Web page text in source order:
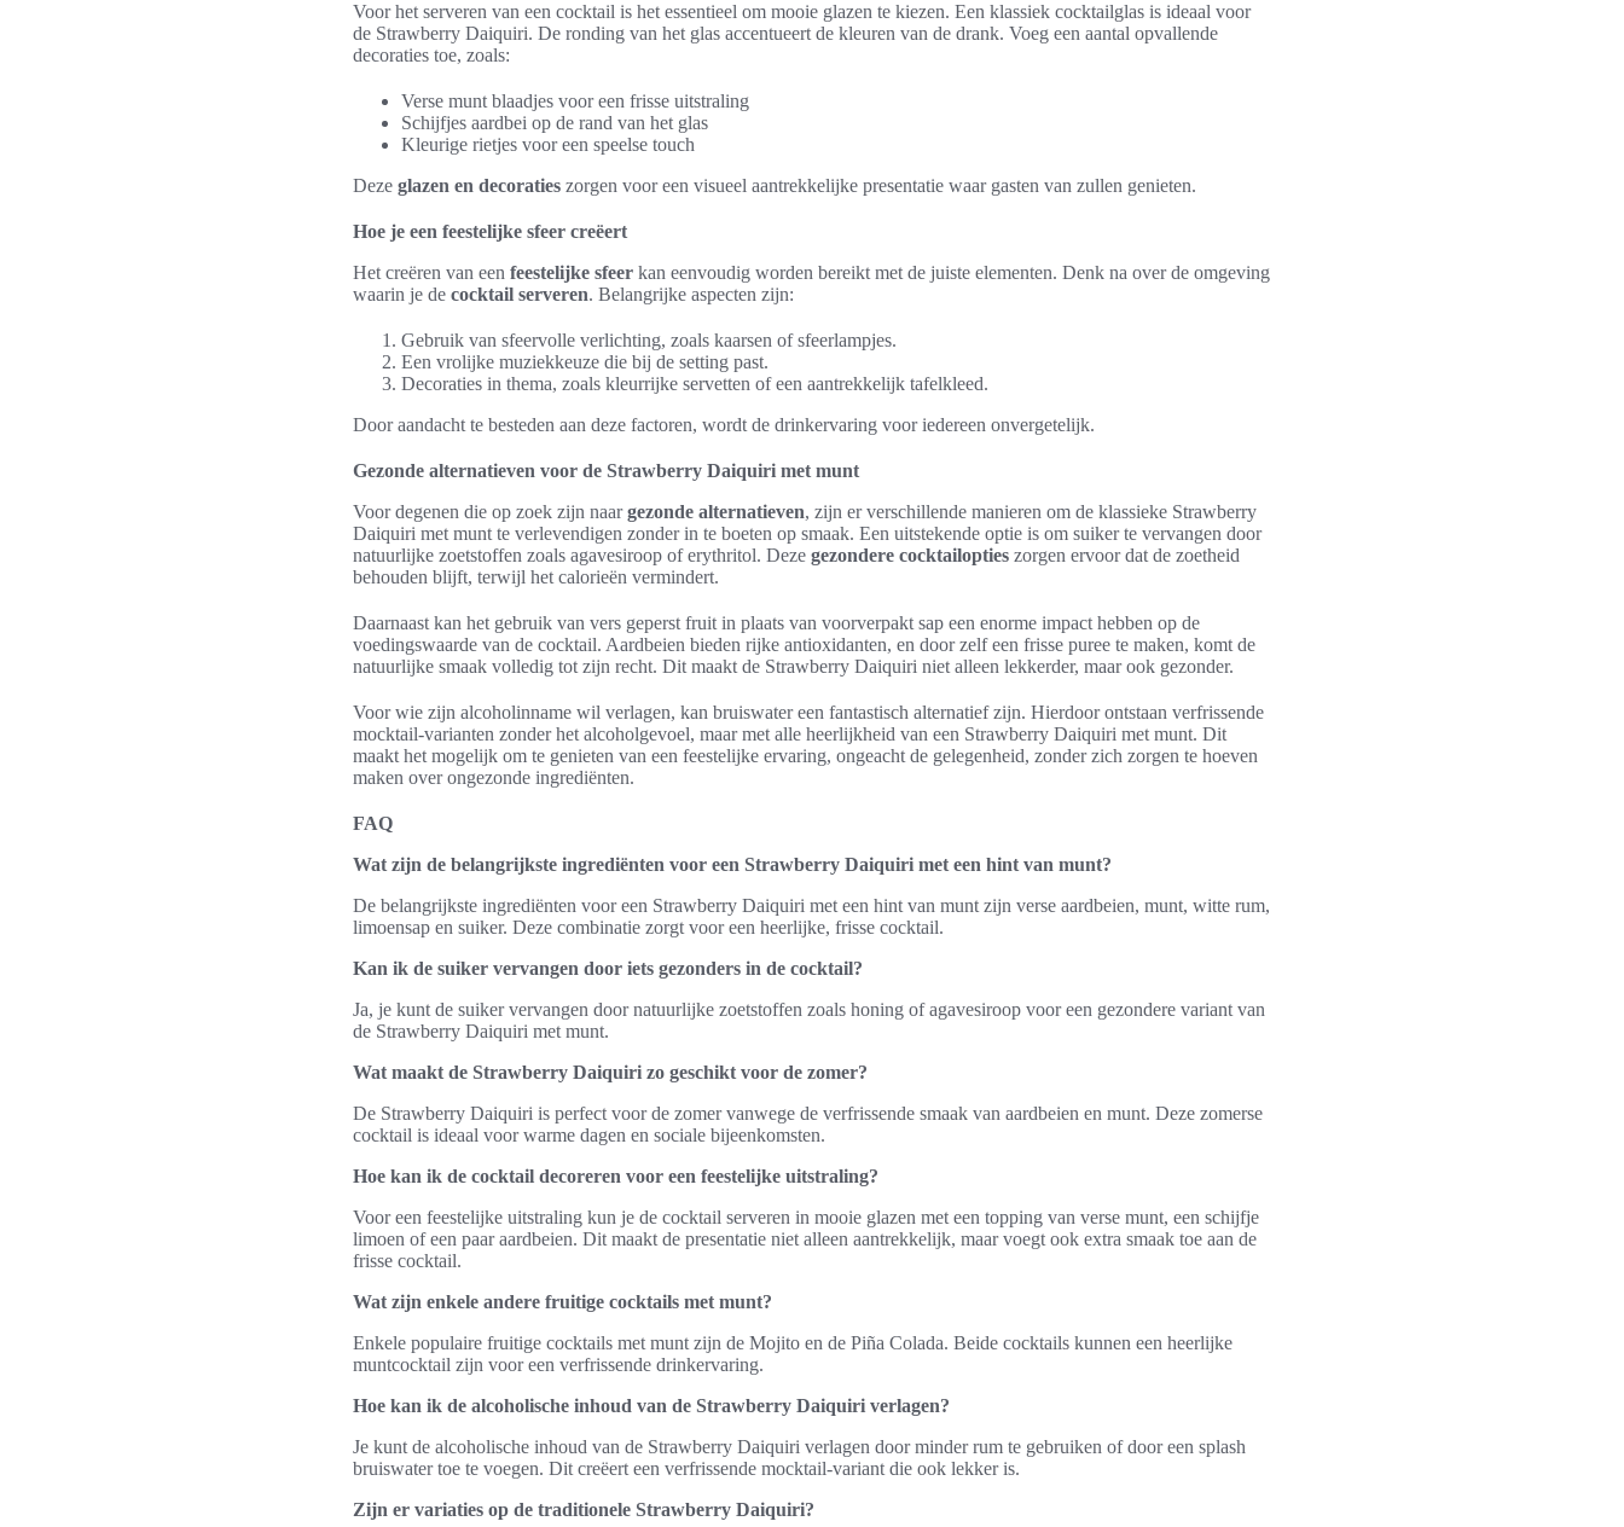
Voor het serveren van een cocktail is het essentieel om mooie glazen te kiezen. Een klassiek cocktailglas is ideaal voor
de Strawberry Daiquiri. De ronding van het glas accentueert de kleuren van de drank. Voeg een aantal opvallende
decoraties toe, zoals:
Verse munt blaadjes voor een frisse uitstraling
Schijfjes aardbei op de rand van het glas
Kleurige rietjes voor een speelse touch
Deze glazen en decoraties zorgen voor een visueel aantrekkelijke presentatie waar gasten van zullen genieten.
Hoe je een feestelijke sfeer creëert
Het creëren van een feestelijke sfeer kan eenvoudig worden bereikt met de juiste elementen. Denk na over de omgeving
waarin je de cocktail serveren. Belangrijke aspecten zijn:
Gebruik van sfeervolle verlichting, zoals kaarsen of sfeerlampjes.
Een vrolijke muziekkeuze die bij de setting past.
Decoraties in thema, zoals kleurrijke servetten of een aantrekkelijk tafelkleed.
Door aandacht te besteden aan deze factoren, wordt de drinkervaring voor iedereen onvergetelijk.
Gezonde alternatieven voor de Strawberry Daiquiri met munt
Voor degenen die op zoek zijn naargezonde alternatieven, zijn er verschillende manieren om de klassieke Strawberry
Daiquiri met munt te verlevendigen zonder in te boeten op smaak. Een uitstekende optie is om suiker te vervangen door
natuurlijke zoetstoffen zoals agavesiroop of erythritol. Deze gezondere cocktailopties zorgen ervoor dat de zoetheid
behouden blijft, terwijl het calorieën vermindert.
Daarnaast kan het gebruik van vers geperst fruit in plaats van voorverpakt sap een enorme impact hebben op de
voedingswaarde van de cocktail. Aardbeien bieden rijke antioxidanten, en door zelf een frisse puree te maken, komt de
natuurlijke smaak volledig tot zijn recht. Dit maakt de Strawberry Daiquiri niet alleen lekkerder, maar ook gezonder.
Voor wie zijn alcoholinname wil verlagen, kan bruiswater een fantastisch alternatief zijn. Hierdoor ontstaan verfrissende
mocktail-varianten zonder het alcoholgevoel, maar met alle heerlijkheid van een Strawberry Daiquiri met munt. Dit
maakt het mogelijk om te genieten van een feestelijke ervaring, ongeacht de gelegenheid, zonder zich zorgen te hoeven
maken over ongezonde ingrediënten.
FAQ
Wat zijn de belangrijkste ingrediënten voor een Strawberry Daiquiri met een hint van munt?
De belangrijkste ingrediënten voor een Strawberry Daiquiri met een hint van munt zijn verse aardbeien, munt, witte rum,
limoensap en suiker. Deze combinatie zorgt voor een heerlijke, frisse cocktail.
Kan ik de suiker vervangen door iets gezonders in de cocktail?
Ja, je kunt de suiker vervangen door natuurlijke zoetstoffen zoals honing of agavesiroop voor een gezondere variant van
de Strawberry Daiquiri met munt.
Wat maakt de Strawberry Daiquiri zo geschikt voor de zomer?
De Strawberry Daiquiri is perfect voor de zomer vanwege de verfrissende smaak van aardbeien en munt. Deze zomerse
cocktail is ideaal voor warme dagen en sociale bijeenkomsten.
Hoe kan ik de cocktail decoreren voor een feestelijke uitstraling?
Voor een feestelijke uitstraling kun je de cocktail serveren in mooie glazen met een topping van verse munt, een schijfje
limoen of een paar aardbeien. Dit maakt de presentatie niet alleen aantrekkelijk, maar voegt ook extra smaak toe aan de
frisse cocktail.
Wat zijn enkele andere fruitige cocktails met munt?
Enkele populaire fruitige cocktails met munt zijn de Mojito en de Piña Colada. Beide cocktails kunnen een heerlijke
muntcocktail zijn voor een verfrissende drinkervaring.
Hoe kan ik de alcoholische inhoud van de Strawberry Daiquiri verlagen?
Je kunt de alcoholische inhoud van de Strawberry Daiquiri verlagen door minder rum te gebruiken of door een splash
bruiswater toe te voegen. Dit creëert een verfrissende mocktail-variant die ook lekker is.
Zijn er variaties op de traditionele Strawberry Daiquiri?